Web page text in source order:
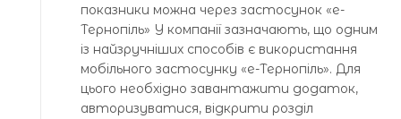
показники можна через застосунок «е-
Тернопіль» У компанії зазначають, що одним
із найзручніших способів є використання
мобільного застосунку «е-Тернопіль». Для
цього необхідно завантажити додаток,
авторизуватися, відкрити розділ